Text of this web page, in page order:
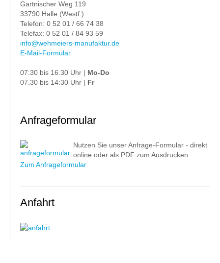
Gartnischer Weg 119
33790 Halle (Westf.)
Telefon: 0 52 01 / 66 74 38
Telefax: 0 52 01 / 84 93 59
info@wehmeiers-manufaktur.de
E-Mail-Formular
07:30 bis 16.30 Uhr | Mo-Do
07.30 bis 14:30 Uhr | Fr
Anfrageformular
Nutzen Sie unser Anfrage-Formular - direkt
online oder als PDF zum Ausdrucken:
Zum Anfrageformular
Anfahrt